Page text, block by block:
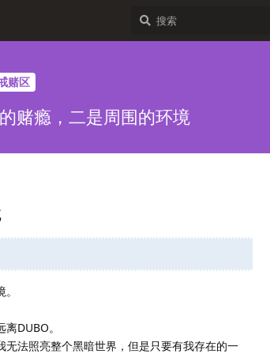
赌区
赌瘾，二是周围的环境
DUBO。
法照亮整个黑暗世界，但是只要有我存在的一